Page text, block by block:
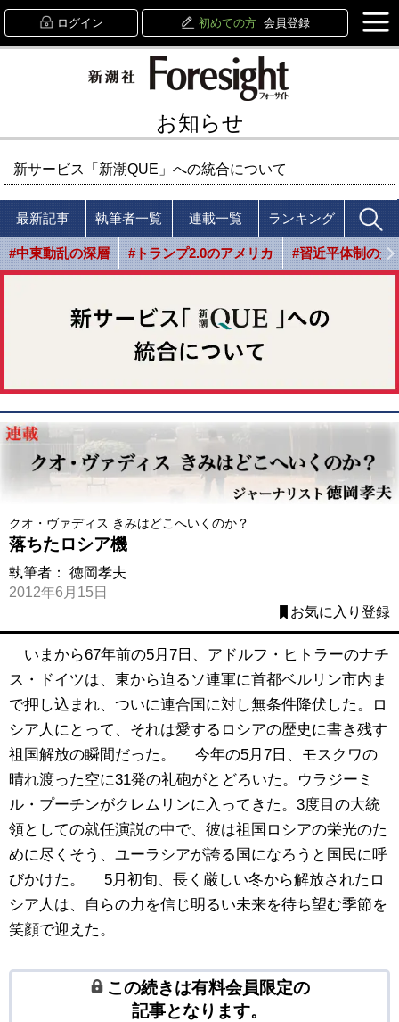
ログイン 初めての方 会員登録
お知らせ
新サービス「新潮QUE」への統合について
最新記事 執筆者一覧 連載一覧 ランキング
#中東動乱の深層 #トランプ2.0のアメリカ #習近平体制の光
クオ・ヴァディス きみはどこへいくのか？
落ちたロシア機
執筆者： 徳岡孝夫
2012年6月15日
お気に入り登録
いまから67年前の5月7日、アドルフ・ヒトラーのナチ
ス・ドイツは、東から迫るソ連軍に首都ベルリン市内ま
で押し込まれ、ついに連合国に対し無条件降伏した。ロ
シア人にとって、それは愛するロシアの歴史に書き残す
祖国解放の瞬間だった。 今年の5月7日、モスクワの
晴れ渡った空に31発の礼砲がとどろいた。ウラジーミ
ル・プーチンがクレムリンに入ってきた。3度目の大統
領としての就任演説の中で、彼は祖国ロシアの栄光のた
めに尽くそう、ユーラシアが誇る国になろうと国民に呼
びかけた。 5月初旬、長く厳しい冬から解放されたロ
シア人は、自らの力を信じ明るい未来を待ち望む季節を
笑顔で迎えた。
この続きは有料会員限定の
記事となります。